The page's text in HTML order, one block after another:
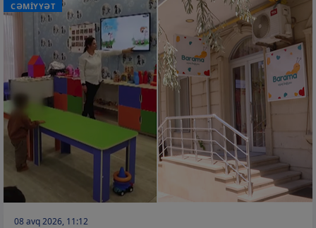
CƏMİYYƏT
08 avq 2026, 11:12